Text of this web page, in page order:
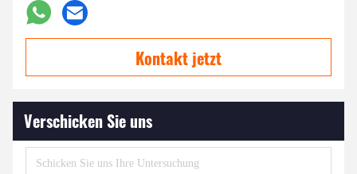
Kontakt jetzt
Verschicken Sie uns